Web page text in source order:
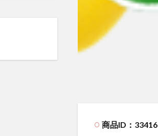
商品ID：33416